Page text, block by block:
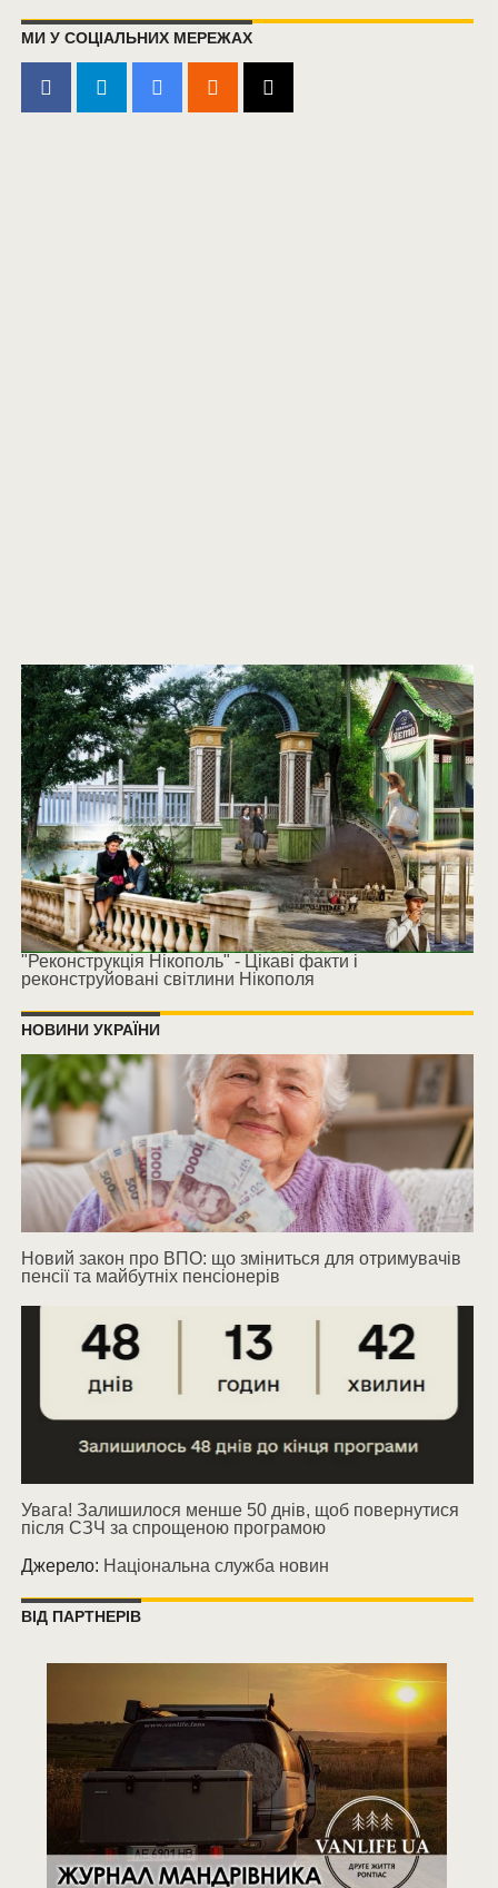
МИ У СОЦІАЛЬНИХ МЕРЕЖАХ
"Реконструкція Нікополь" - Цікаві факти і
реконструйовані світлини Нікополя
НОВИНИ УКРАЇНИ
Новий закон про ВПО: що зміниться для отримувачів
пенсії та майбутніх пенсіонерів
Увага! Залишилося менше 50 днів, щоб повернутися
після СЗЧ за спрощеною програмою
Джерело: Національна служба новин
ВІД ПАРТНЕРІВ